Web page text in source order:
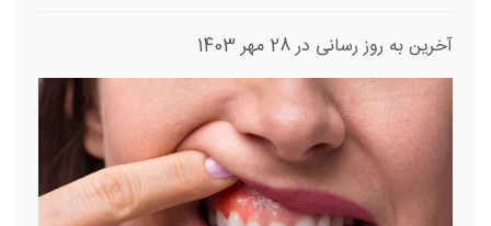
آخرین به روز رسانی در 28 مهر 1403